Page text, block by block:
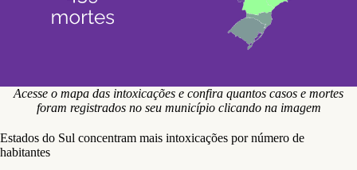
Acesse o mapa das intoxicações e confira quantos casos e mortes
foram registrados no seu município clicando na imagem
Estados do Sul concentram mais intoxicações por número de
habitantes